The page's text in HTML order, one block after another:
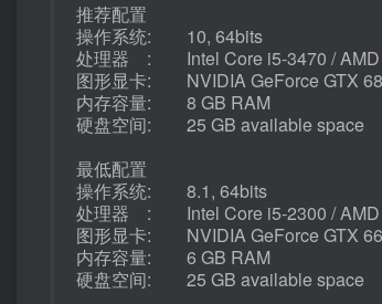
推荐配置
操作系统: 10, 64bits
处理器 : Intel Core i5-3470 / AMD
图形显卡: NVIDIA GeForce GTX
内存容量: 8 GB RAM
硬盘空间: 25 GB available space
最低配置
操作系统: 8.1, 64bits
处理器 : Intel Core i5-2300 / AMD
图形显卡: NVIDIA GeForce GTX
内存容量: 6 GB RAM
硬盘空间: 25 GB available space